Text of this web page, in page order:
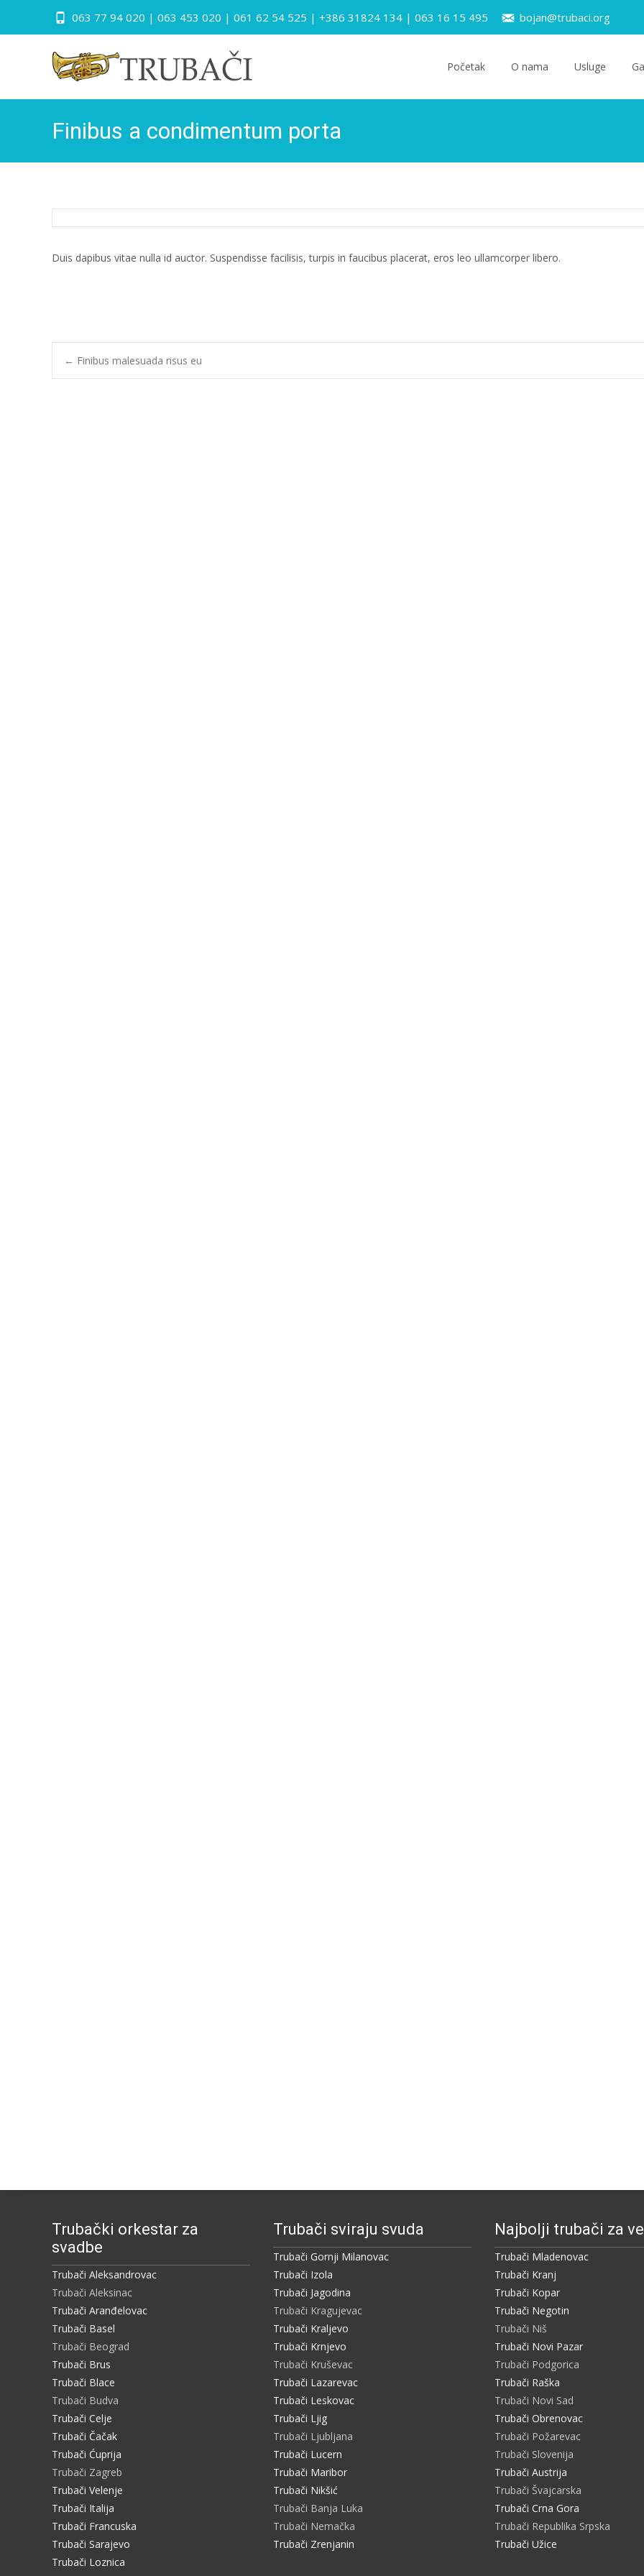
063 77 94 020 | 063 453 020 | 061 62 54 525 | +386 31824 134 | 063 16 15 495 bojan@trubaci.org
Početak O nama Usluge
Finibus a condimentum porta
Duis dapibus vitae nulla id auctor. Suspendisse facilisis, turpis in faucibus placerat, eros leo ullamcorper libero.
Post
← Finibus malesuada risus eu
Trubački orkestar za
svadbe
Trubači Aleksandrovac
Trubači Aleksinac
Trubači Aranđelovac
Trubači Basel
Trubači Beograd
Trubači Brus
Trubači Blace
Trubači Budva
Trubači Celje
Trubači Čačak
Trubači Ćuprija
Trubači Zagreb
Trubači Velenje
Trubači Italija
Trubači Francuska
Trubači Sarajevo
Trubači Loznica
Trubači sviraju svuda
Trubači Gornji Milanovac
Trubači Izola
Trubači Jagodina
Trubači Kragujevac
Trubači Kraljevo
Trubači Krnjevo
Trubači Kruševac
Trubači Lazarevac
Trubači Leskovac
Trubači Ljig
Trubači Ljubljana
Trubači Lucern
Trubači Maribor
Trubači Nikšić
Trubači Banja Luka
Trubači Nemačka
Trubači Zrenjanin
Najbolji trubači za
Trubači Mladenovac
Trubači Kranj
Trubači Kopar
Trubači Negotin
Trubači Niš
Trubači Novi Pazar
Trubači Podgorica
Trubači Raška
Trubači Novi Sad
Trubači Obrenovac
Trubači Požarevac
Trubači Slovenija
Trubači Austrija
Trubači Švajcarska
Trubači Crna Gora
Trubači Republika Srpska
Trubači Užice